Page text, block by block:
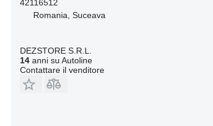
42116512
Romania, Suceava
DEZSTORE S.R.L.
14anni su Autoline
Contattare il venditore